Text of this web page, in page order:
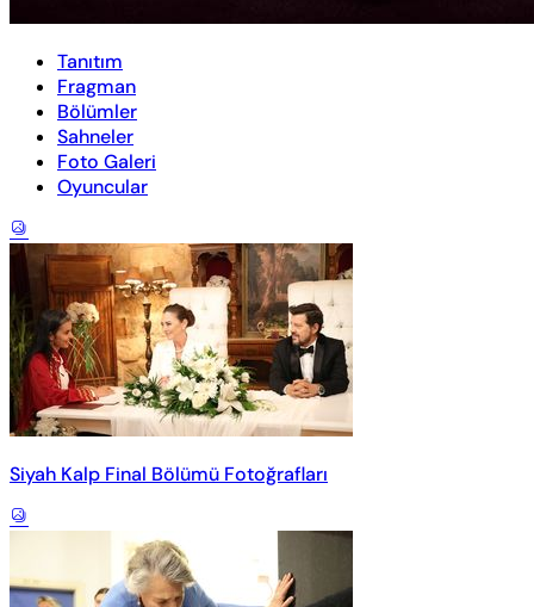
Tanıtım
Fragman
Bölümler
Sahneler
Foto Galeri
Oyuncular
Siyah Kalp Final Bölümü Fotoğrafları